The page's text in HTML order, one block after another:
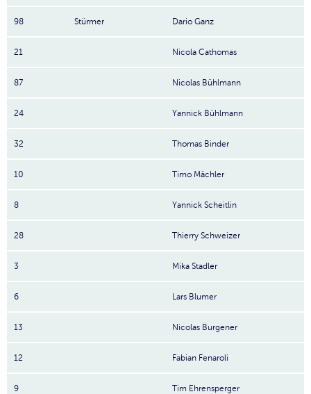
98 Stürmer Dario Ganz
21 Nicola Cathomas
87 Nicolas Bühlmann
24 Yannick Bühlmann
32 Thomas Binder
10 Timo Mächler
8 Yannick Scheitlin
28 Thierry Schweizer
3 Mika Stadler
6 Lars Blumer
13 Nicolas Burgener
12 Fabian Fenaroli
9 Tim Ehrensperger